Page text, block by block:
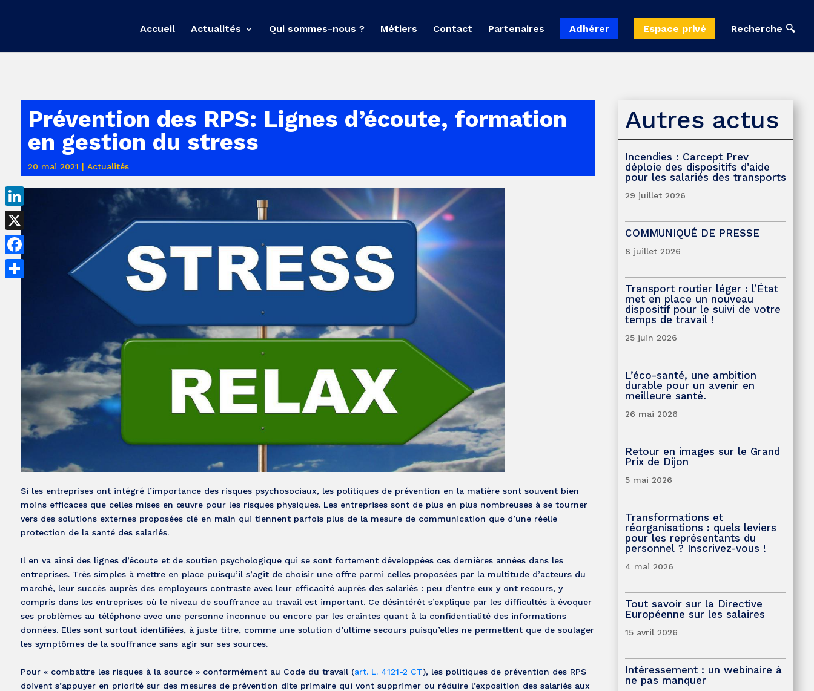
Accueil Actualités Qui sommes-nous ? Métiers Contact Partenaires Adhérer Espace privé Recherche 🔍
Prévention des RPS: Lignes d’écoute, formation
en gestion du stress
20 mai 2021 | Actualités
Si les entreprises ont intégré l’importance des risques psychosociaux, les politiques de prévention en la matière sont souvent bien
moins efficaces que celles mises en œuvre pour les risques physiques. Les entreprises sont de plus en plus nombreuses à se tourner
vers des solutions externes proposées clé en main qui tiennent parfois plus de la mesure de communication que d’une réelle
protection de la santé des salariés.
Il en va ainsi des lignes d’écoute et de soutien psychologique qui se sont fortement développées ces dernières années dans les
entreprises. Très simples à mettre en place puisqu’il s’agit de choisir une offre parmi celles proposées par la multitude d’acteurs du
marché, leur succès auprès des employeurs contraste avec leur efficacité auprès des salariés : peu d’entre eux y ont recours, y
compris dans les entreprises où le niveau de souffrance au travail est important. Ce désintérêt s’explique par les difficultés à évoquer
ses problèmes au téléphone avec une personne inconnue ou encore par les craintes quant à la confidentialité des informations
données. Elles sont surtout identifiées, à juste titre, comme une solution d’ultime secours puisqu’elles ne permettent que de soulager
les symptômes de la souffrance sans agir sur ses sources.
Pour « combattre les risques à la source » conformément au Code du travail (art. L. 4121-2 CT), les politiques de prévention des RPS
doivent s’appuyer en priorité sur des mesures de prévention dite primaire qui vont supprimer ou réduire l’exposition des salariés aux
Autres actus
Incendies : Carcept Prev
déploie des dispositifs d’aide
pour les salariés des transports
29 juillet 2026
COMMUNIQUÉ DE PRESSE
8 juillet 2026
Transport routier léger : l’État
met en place un nouveau
dispositif pour le suivi de votre
temps de travail !
25 juin 2026
L’éco-santé, une ambition
durable pour un avenir en
meilleure santé.
26 mai 2026
Retour en images sur le Grand
Prix de Dijon
5 mai 2026
Transformations et
réorganisations : quels leviers
pour les représentants du
personnel ? Inscrivez-vous !
4 mai 2026
Tout savoir sur la Directive
Européenne sur les salaires
15 avril 2026
Intéressement : un webinaire à
ne pas manquer
LinkedIn
X
Facebook